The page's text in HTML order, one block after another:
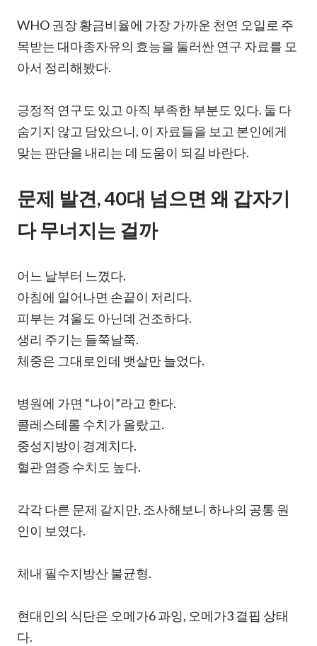
WHO 권장 황금비율에 가장 가까운 천연 오일로 주
목받는 대마종자유의 효능을 둘러싼 연구 자료를 모
아서 정리해봤다.
긍정적 연구도 있고 아직 부족한 부분도 있다. 둘 다
숨기지 않고 담았으니, 이 자료들을 보고 본인에게
맞는 판단을 내리는 데 도움이 되길 바란다.
문제 발견, 40대 넘으면 왜 갑자기
다 무너지는 걸까
어느 날부터 느꼈다.
아침에 일어나면 손끝이 저리다.
피부는 겨울도 아닌데 건조하다.
생리 주기는 들쭉날쭉.
체중은 그대로인데 뱃살만 늘었다.
병원에 가면 “나이”라고 한다.
콜레스테롤 수치가 올랐고.
중성지방이 경계치다.
혈관 염증 수치도 높다.
각각 다른 문제 같지만, 조사해보니 하나의 공통 원
인이 보였다.
체내 필수지방산 불균형.
현대인의 식단은 오메가6 과잉, 오메가3 결핍 상태
다.